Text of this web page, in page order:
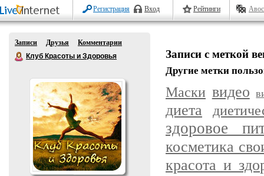
Регистрация Вход Рейтинги
Записи Друзья
Комментарии
Клуб Красоты и Здоровья
Записи с меткой
Другие метки
Маски видео
диета
здоровое
косметика
красота и